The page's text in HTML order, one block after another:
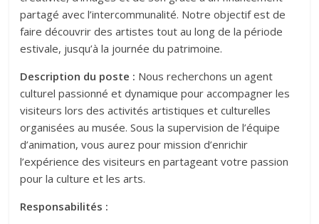
partagé avec l’intercommunalité. Notre objectif est de
faire découvrir des artistes tout au long de la période
estivale, jusqu’à la journée du patrimoine.
Description du poste : Nous recherchons un agent
culturel passionné et dynamique pour accompagner les
visiteurs lors des activités artistiques et culturelles
organisées au musée. Sous la supervision de l’équipe
d’animation, vous aurez pour mission d’enrichir
l’expérience des visiteurs en partageant votre passion
pour la culture et les arts.
Responsabilités :